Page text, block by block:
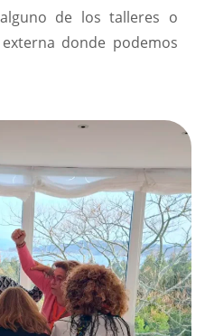
de los talleres o
donde podemos